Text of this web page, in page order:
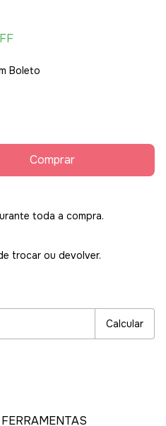
Boleto
toda a compra.
trocar ou devolver.
Calcular